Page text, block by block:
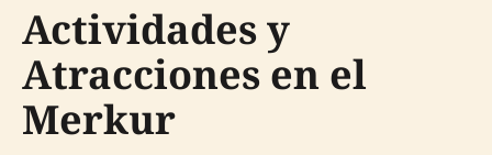
Actividades y
Atracciones en el
Merkur